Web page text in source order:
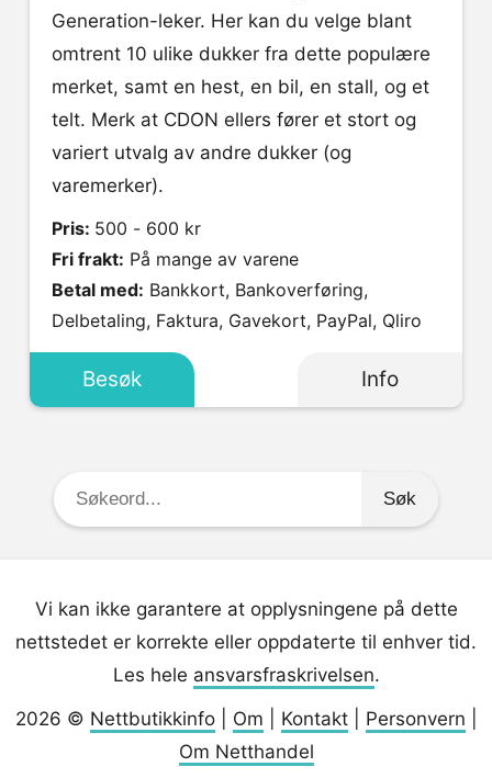
Generation-leker. Her kan du velge blant
omtrent 10 ulike dukker fra dette populære
merket, samt en hest, en bil, en stall, og et
telt. Merk at CDON ellers fører et stort og
variert utvalg av andre dukker (og
varemerker).
Pris: 500 - 600 kr
Fri frakt: På mange av varene
Betal med:
Delbetaling, Faktura, Gavekort, PayPal, Qliro
Besøk Info
Søkeord:
Vi kan ikke garantere at opplysningene på dette
nettstedet er korrekte eller oppdaterte til enhver tid.
Les hele ansvarsfraskrivelsen.
2026 © Nettbutikkinfo| Om Kontakt| Personvern
Om Netthandel